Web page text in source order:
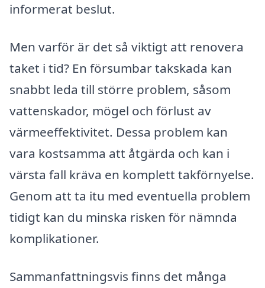
informerat beslut.
Men varför är det så viktigt att renovera
taket i tid? En försumbar takskada kan
snabbt leda till större problem, såsom
vattenskador, mögel och förlust av
värmeeffektivitet. Dessa problem kan
vara kostsamma att åtgärda och kan i
värsta fall kräva en komplett takförnyelse.
Genom att ta itu med eventuella problem
tidigt kan du minska risken för nämnda
komplikationer.
Sammanfattningsvis finns det många